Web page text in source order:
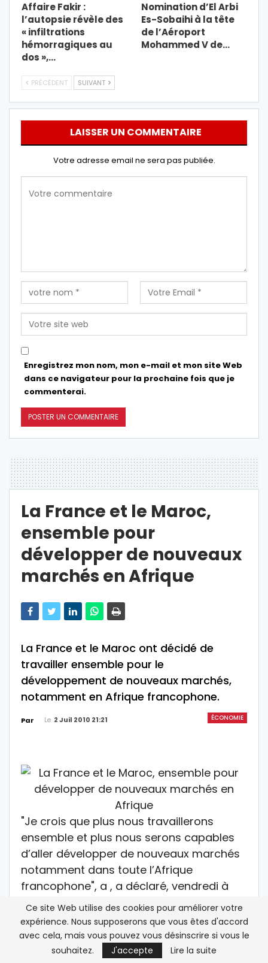
Affaire Fakir :
l’autopsie révèle des
« infiltrations
hémorragiques au
dos »,…
Nomination d’El Arbi
Es-Sobaihi à la tête
de l’Aéroport
Mohammed V de…
PRÉCÉDENT SUIVANT
LAISSER UN COMMENTAIRE
Votre adresse email ne sera pas publiée.
Enregistrez mon nom, mon e-mail et mon site Web
dans ce navigateur pour la prochaine fois que je
commenterai.
La France et le Maroc,
ensemble pour
développer de nouveaux
marchés en Afrique
La France et le Maroc ont décidé de
travailler ensemble pour le
développement de nouveaux marchés,
notamment en Afrique francophone.
ÉCONOMIE
Par Le 2 Juil 2010 21:21
"Je crois que plus nous travaillerons
ensemble et plus nous serons capables
d’aller développer de nouveaux marchés
notamment dans toute l’Afrique
francophone", a , a déclaré, vendredi à
Paris, Laurence Parisot, Présidente du
patronat français, la présidente du
Mouvement des entreprises françaises
(MEDEF).
Ce site Web utilise des cookies pour améliorer votre
expérience. Nous supposerons que vous êtes d'accord
avec cela, mais vous pouvez vous désinscrire si vous le
souhaitez.
J'accepte Lire la suite